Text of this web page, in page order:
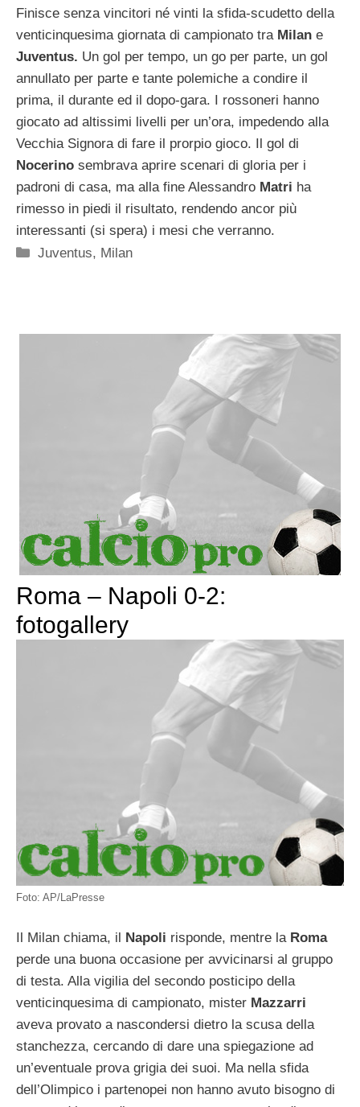
Finisce senza vincitori né vinti la sfida-scudetto della
venticinquesima giornata di campionato tra Milan e
Juventus. Un gol per tempo, un go per parte, un gol
annullato per parte e tante polemiche a condire il
prima, il durante ed il dopo-gara. I rossoneri hanno
giocato ad altissimi livelli per un’ora, impedendo alla
Vecchia Signora di fare il prorpio gioco. Il gol di
Nocerino sembrava aprire scenari di gloria per i
padroni di casa, ma alla fine Alessandro Matri ha
rimesso in piedi il risultato, rendendo ancor più
interessanti (si spera) i mesi che verranno.
Categorie
Juventus, Milan
Roma – Napoli 0-2:
fotogallery
Foto: AP/LaPresse
Il Milan chiama, il Napoli risponde, mentre la Roma
perde una buona occasione per avvicinarsi al gruppo
di testa. Alla vigilia del secondo posticipo della
venticinquesima di campionato, mister Mazzarri
aveva provato a nascondersi dietro la scusa della
stanchezza, cercando di dare una spiegazione ad
un’eventuale prova grigia dei suoi. Ma nella sfida
dell’Olimpico i partenopei non hanno avuto bisogno di